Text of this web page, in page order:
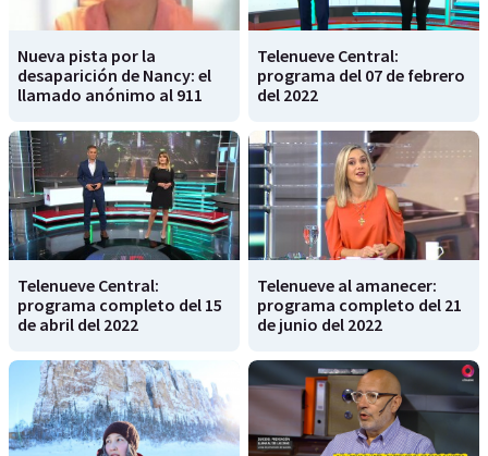
Nueva pista por la
desaparición de Nancy: el
llamado anónimo al 911
Telenueve Central:
programa del 07 de febrero
del 2022
Telenueve Central:
programa completo del 15
de abril del 2022
Telenueve al amanecer:
programa completo del 21
de junio del 2022